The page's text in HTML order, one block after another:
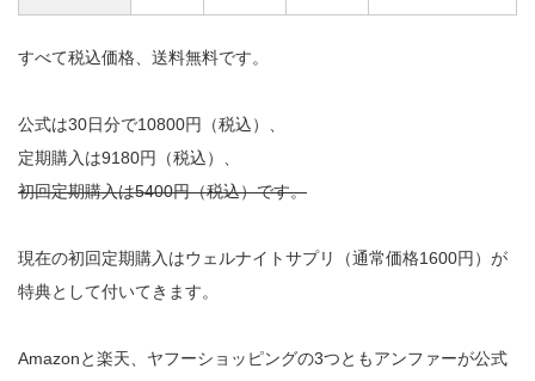
すべて税込価格、送料無料です。
公式は30日分で10800円（税込）、
定期購入は9180円（税込）、
初回定期購入は5400円（税込）です。
現在の初回定期購入はウェルナイトサプリ（通常価格1600円）が
特典として付いてきます。
Amazonと楽天、ヤフーショッピングの3つともアンファーが公式